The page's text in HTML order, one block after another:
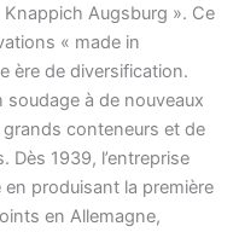
Augsburg ». Ce
« made in
ère de diversification.
à de nouveaux
conteneurs et de
Dès 1939, l’entreprise
produisant la première
en Allemagne,